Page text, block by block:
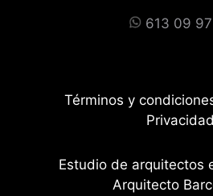
613 09 97
Términos y
Privacidad
Estudio de arquitectos
Arquitecto